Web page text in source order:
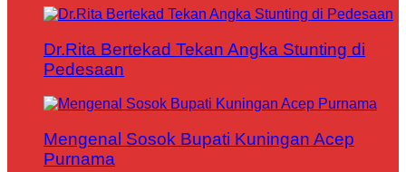
Dr.Rita Bertekad Tekan Angka Stunting di
Pedesaan
Mengenal Sosok Bupati Kuningan Acep
Purnama